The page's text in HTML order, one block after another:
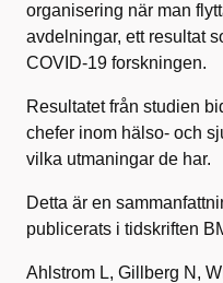
organisering när man
avdelningar, ett resultat
COVID-19 forskningen.
Resultatet från studien
chefer inom hälso- och
vilka utmaningar de har.
Detta är en
publicerats i tidskriften
Ahlstrom L, Gillberg N,